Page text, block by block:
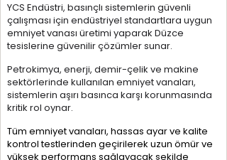
YCS Endüstri, basınçlı sistemlerin güvenli
çalışması için endüstriyel standartlara uygun
emniyet vanası üretimi yaparak Düzce
tesislerine güvenilir çözümler sunar.
Petrokimya, enerji, demir-çelik ve makine
sektörlerinde kullanılan emniyet vanaları,
sistemlerin aşırı basınca karşı korunmasında
kritik rol oynar.
Tüm emniyet vanaları, hassas ayar ve kalite
kontrol testlerinden geçirilerek uzun ömür ve
yüksek performans sağlayacak şekilde